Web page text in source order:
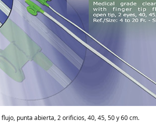
punta abierta, 2 orificios, 40, 45, 50 y 60 cm.